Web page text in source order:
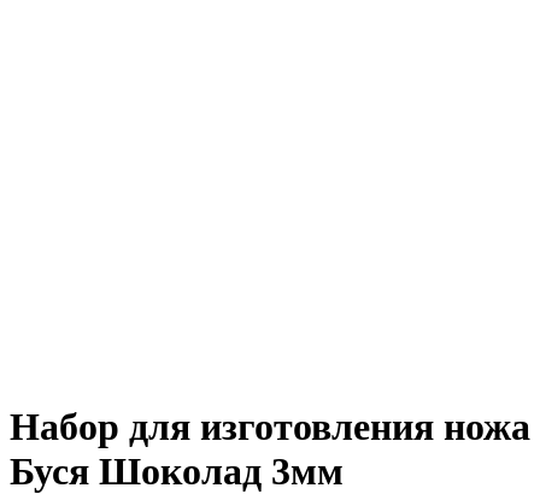
Набор для изготовления ножа
Буся Шоколад 3мм